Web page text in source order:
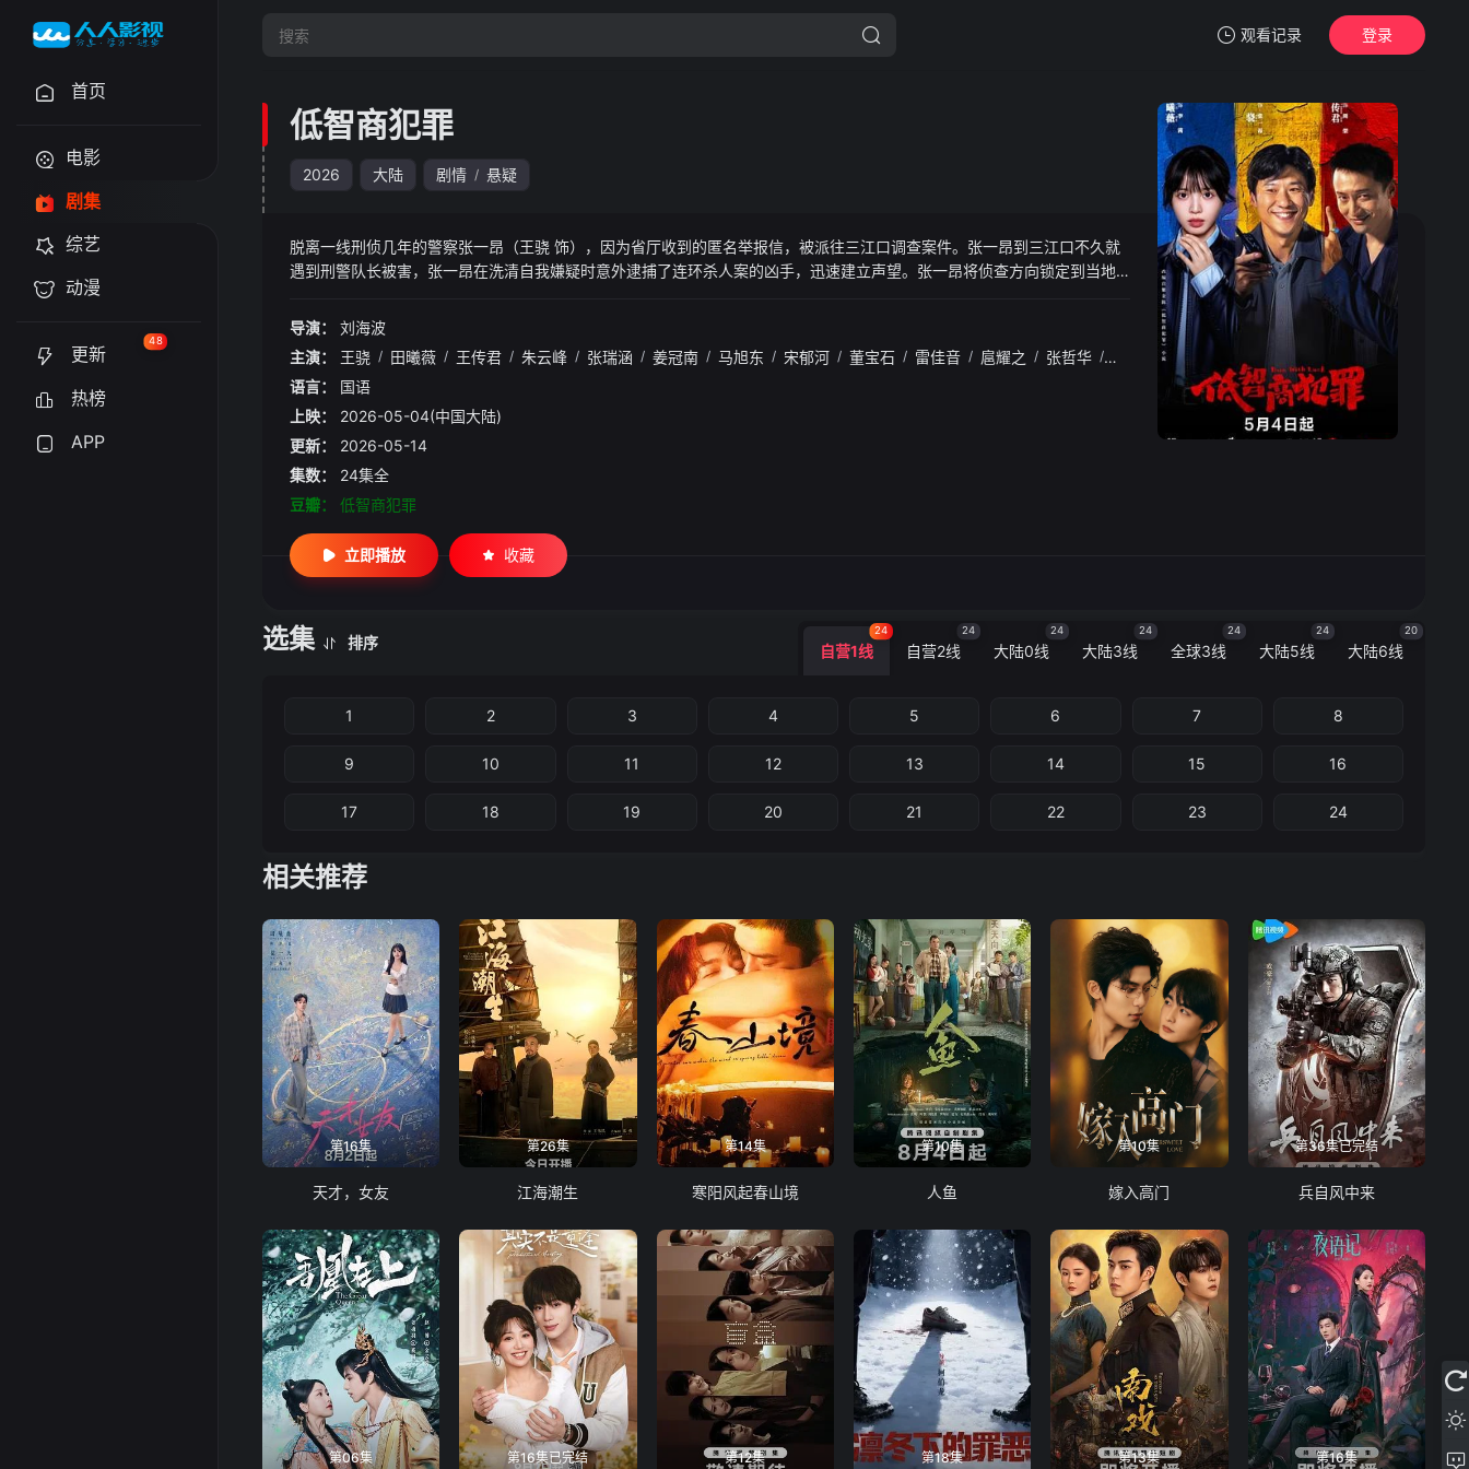
观看记录
暂无观看影片的记录
登录
首页
电影
剧集
综艺
动漫
更新
48
热榜
APP
低智商犯罪
2026 大陆 剧情 / 悬疑
脱离一线刑侦几年的警察张一昂（王骁 饰），因为省厅收到的匿名举报信，被派往三江口调查案件。张一昂到三江口不久就
遇到刑警队长被害，张一昂在洗清自我嫌疑时意外逮捕了连环杀人案的凶手，迅速建立声望。张一昂将侦查方向锁定到当地
分”让张一昂跟所有蠢贼们齐聚一堂，凭借智慧和勇气笑到最后，也查明同僚遇害的起因，最终让真凶落入法网。
导演：
刘海波
主演：
王骁 / 田曦薇 / 王传君 / 朱云峰 / 张瑞涵 / 姜冠南 / 马旭东 / 宋郁河 / 董宝石 / 雷佳音 / 扈耀之 / 张哲华 / 詹鑫 谭希和
语言：
国语
上映：
2026-05-04(中国大陆)
更新：
2026-05-14
集数：
24集全
豆瓣：
低智商犯罪
立即播放 收藏
选集 排序 自营1线
24
自营2线
24
大陆0线
24
大陆3线
24
全球3线
24
大陆5线
24
大陆6线
20
1 2 3 4 5 6 7 8
9 10 11 12 13 14 15 16
17 18 19 20 21 22 23 24
相关推荐
第16集
天才，女友
第26集
江海潮生
第14集
寒阳风起春山境
第10集
人鱼
第10集
嫁入高门
第36集已完结
兵自风中来
第06集 第16集已完结 第12集 第18集 第13集 第16集